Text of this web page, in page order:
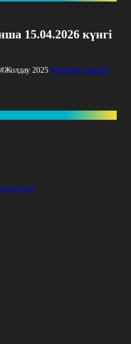
15.04.2026 күнгі
#Жолдау 2025 Фильтрді тазалау